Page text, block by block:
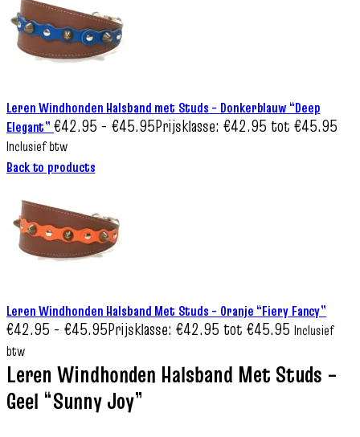
Leren Windhonden Halsband met Studs – Donkerblauw “Deep
Elegant”€42.95 - €45.95Prijsklasse: €42.95 tot €45.95
Inclusief btw
Back to products
Leren Windhonden Halsband Met Studs – Oranje “Fiery Fancy”
€42.95 - €45.95Prijsklasse: €42.95 tot €45.95 Inclusief
btw
Leren Windhonden Halsband Met Studs –
Geel “Sunny Joy”